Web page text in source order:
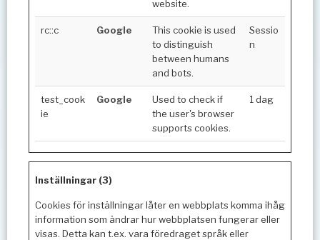
website.
rc::c Google
This cookie is used
to distinguish
between humans
and bots.
Sessio
n
test_cook
ie
Google
Used to check if
the user's browser
supports cookies.
1 dag
Inställningar (3)
Cookies för inställningar låter en webbplats komma ihåg
information som ändrar hur webbplatsen fungerar eller
visas. Detta kan t.ex. vara föredraget språk eller